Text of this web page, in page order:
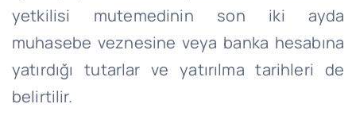
yetkilisi mutemedinin son iki ayda
muhasebe veznesine veya banka hesabına
yatırdığı tutarlar ve yatırılma tarihleri de
belirtilir.